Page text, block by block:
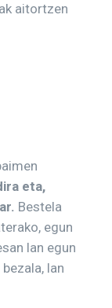
aitortzen
eta,
Bestela
egun
lan egun
lan